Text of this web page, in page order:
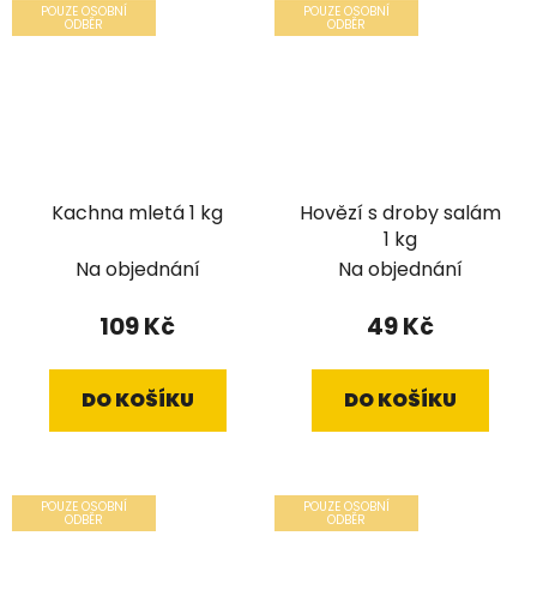
POUZE OSOBNÍ
ODBĚR
Kachna mletá 1 kg
Na objednání
109 Kč
DO KOŠÍKU
POUZE OSOBNÍ
ODBĚR
Hovězí s droby salám
1 kg
Na objednání
49 Kč
DO KOŠÍKU
POUZE OSOBNÍ
ODBĚR
POUZE OSOBNÍ
ODBĚR